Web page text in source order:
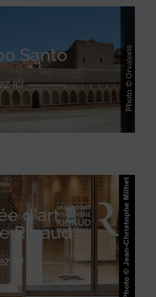
Santo
ici
d'art
Rigaud
ici